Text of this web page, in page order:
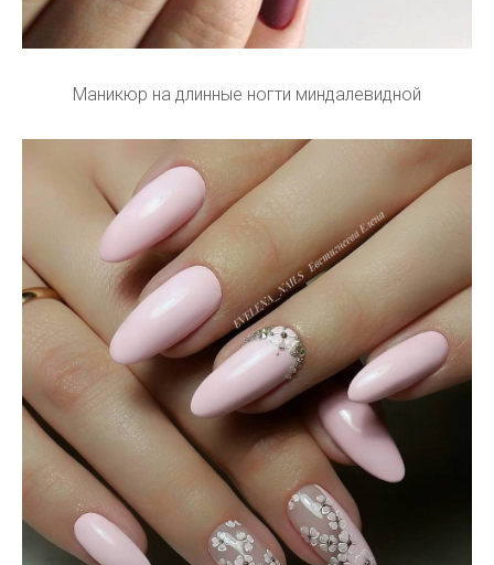
Маникюр на длинные ногти миндалевидной